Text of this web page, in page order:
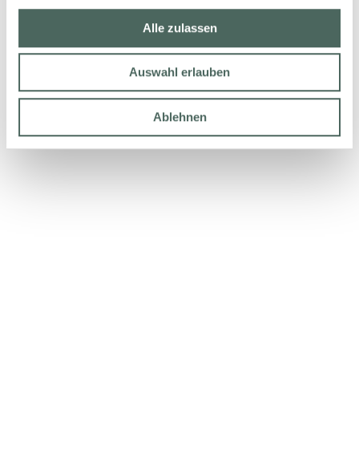
Alle zulassen
Auswahl erlauben
Ablehnen